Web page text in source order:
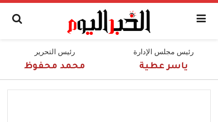
رئيس مجلس الإدارة
ياسر عطية
رئيس التحرير
محمد محفوظ